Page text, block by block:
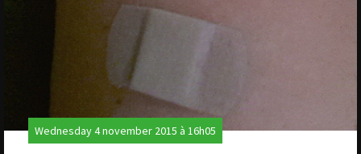
Wednesday 4 november 2015 à 16h05